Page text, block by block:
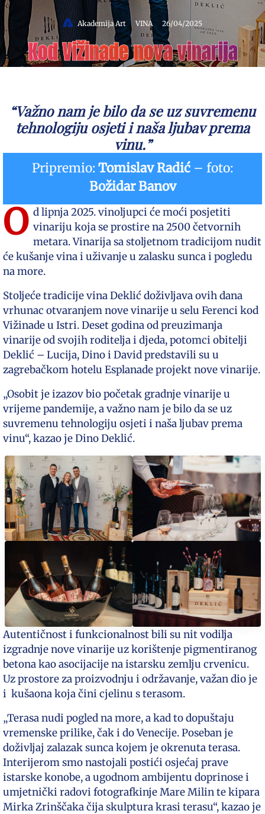
Akademija Art VINA 26/04/2025
Kod Vižinade nova vinarija
“Važno nam je bilo da se uz suvremenu
tehnologiju osjeti i naša ljubav prema
vinu.”
Pripremio: Tomislav Radić – foto:
Božidar Banov
O d lipnja 2025. vinoljupci će moći posjetiti
vinariju koja se prostire na 2500 četvornih
metara. Vinarija sa stoljetnom tradicijom nudit
će kušanje vina i uživanje u zalasku sunca i pogledu
na more.
Stoljeće tradicije vina Deklić doživljava ovih dana
vrhunac otvaranjem nove vinarije u selu Ferenci kod
Vižinade u Istri. Deset godina od preuzimanja
vinarije od svojih roditelja i djeda, potomci obitelji
Deklić – Lucija, Dino i David predstavili su u
zagrebačkom hotelu Esplanade projekt nove vinarije.
„Osobit je izazov bio početak gradnje vinarije u
vrijeme pandemije, a važno nam je bilo da se uz
suvremenu tehnologiju osjeti i naša ljubav prema
vinu“, kazao je Dino Deklić.
Autentičnost i funkcionalnost bili su nit vodilja
izgradnje nove vinarije uz korištenje pigmentiranog
betona kao asocijacije na istarsku zemlju crvenicu.
Uz prostore za proizvodnju i održavanje, važan dio je
i kušaona koja čini cjelinu s terasom.
„Terasa nudi pogled na more, a kad to dopuštaju
vremenske prilike, čak i do Venecije. Poseban je
doživljaj zalazak sunca kojem je okrenuta terasa.
Interijerom smo nastojali postići osjećaj prave
istarske konobe, a ugodnom ambijentu doprinose i
umjetnički radovi fotografkinje Mare Milin te kipara
Mirka Zrinščaka čija skulptura krasi terasu“, kazao je